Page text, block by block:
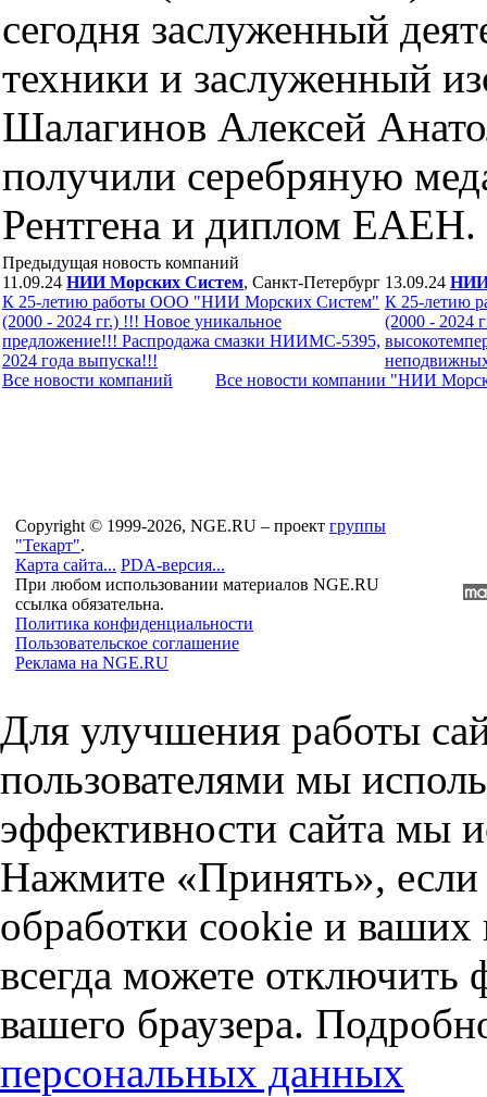
сегодня заслуженный
техники и заслуженный
Шалагинов Алексей
получили серебряную
Рентгена и диплом ЕАЕН.
Предыдущая новость компаний
11.09.24 НИИ Морских Систем, Санкт-Петербург
К 25-летию работы ООО "НИИ Морских Систем"
(2000 - 2024 гг.) !!! Новое уникальное
предложение!!! Распродажа смазки НИИМС-5395,
2024 года выпуска!!!
13.09.24 НИИ
К 25-летию
(2000 - 2024
Все новости компaний
Все новости компaнии "НИИ
Copyright © 1999-2026, NGE.RU – проект группы
"Текарт".
Карта сайта... PDA-версия...
При любом использовании материалов NGE.RU
ссылка обязательна.
Политика конфиденциальности
Пользовательское соглашение
Реклама на NGE.RU
Для улучшения работы
пользователями мы
эффективности сайта мы
Нажмите «Принять», если
обработки cookie и
всегда можете отключить
вашего браузера.
персональных данных